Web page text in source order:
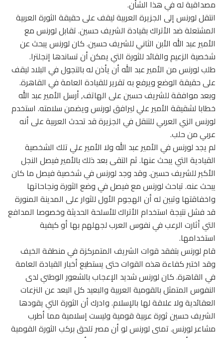
مصداقية له في هذا الشأن.
انتقل لورنس إلى الجزيرة العربية ليقف على حقيقة الثورة العربية
المشتعلة ضد الأتراك بقيادة الشريف حسين. تقابل لورنس مع
الأمير عبد الله الأبن الثاني للشريف حسين. كان لورنس يبحث عن
شخصية الزعيم والقائد للثورة التي يمكن أن تساندها إنجلترا.
طلب لورنس من الأمير عبد الله أن يأذن له بالتجول في البلاد ليقف
على حقيقة الوضع ويرفع به تقرير للقيادة العامة في القاهرة.
وبعد موافقة للشريف حسين على الهاتف, أرسل الأمير عبد الله
خطابا لشقيقة الأمير علي ليرافق لورنس ويضمن سلامته. استخدم
لورنس الزي العربي للتنقل في الجزيرة قد تحدث العربية على أنه
عربي من حلب.
لم يجد لورنس في الأمير عبد الله ولا الأمير علي تلك الشخصية
القيادية التي يبحث عنها. ثم التقى بعد ذلك بالأمير فيصل النجل
الأكبر للشريف حسين. وقد وجد لورنس في شخصية فيصل ما كان
يبحث عنه. تباحث لورنس مع فيصل في وضع الثورة ونجاحاتها
واخفاقتها وتبين له أن الهجوم الأول للثوار على المدينة المنورة
قد فشل نتيجة استخدام الأتراك للأسلحة الحديثة وخصوصا المدافع
التي أثارت الرعب في نفوس العرب لجهلهم بها أو كيفية
استخدامها.
قام لورنس بتفقد قوات الشريف المتمركزة في منطقة الخيف
وقد اختبر كفاءة هذه القوات حتى يستطيع أخبار القيادة العامة
في القاهرة. كان لورنس شديد الإعجاب بالشعور الوطني لدى
النفوس المتمثل بالقومية العربية والبعيد كل البعد عن النزعات
العقائدية ولا علاقة لها بالإسلام. وادرك أن الثورة التي يقودها
الشريف حسين ثورة عربية قومية وليست إسلامية مما أطرب
مشاعر لورنس. تمنى لورنس لو أن مصر تلحق بركب الثورة القومية